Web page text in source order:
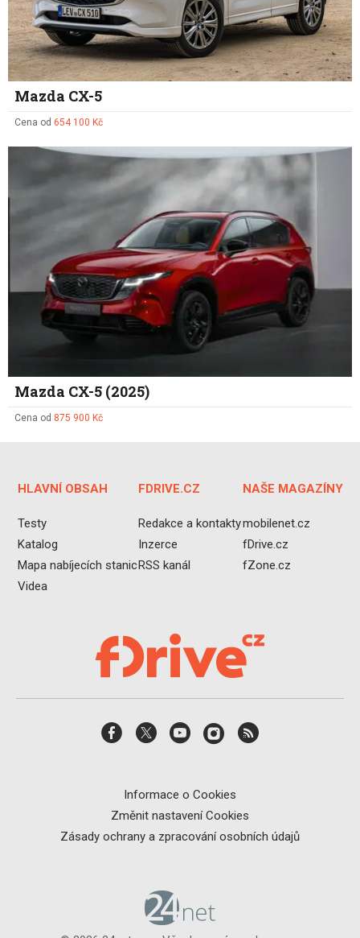
Mazda CX-5
Cena od 654 100 Kč
Mazda CX-5 (2025)
Cena od 875 900 Kč
HLAVNÍ OBSAH
Testy
Katalog
Mapa nabíjecích stanic
Videa
FDRIVE.CZ
Redakce a kontakty
Inzerce
RSS kanál
NAŠE MAGAZÍNY
mobilenet.cz
fDrive.cz
fZone.cz
Informace o Cookies
Změnit nastavení Cookies
Zásady ochrany a zpracování osobních údajů